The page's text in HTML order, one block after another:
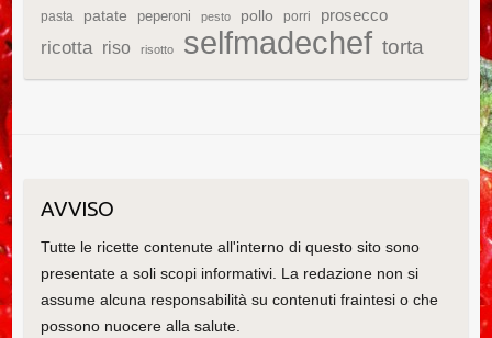
pasta patate peperoni pesto pollo porri prosecco
ricotta riso risotto selfmadechef torta
AVVISO
Tutte le ricette contenute all'interno di questo sito sono
presentate a soli scopi informativi. La redazione non si
assume alcuna responsabilità su contenuti fraintesi o che
possono nuocere alla salute.